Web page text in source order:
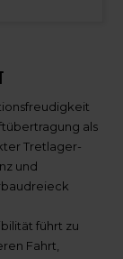
als
Tretlager-
und
führt zu
Fahrt,